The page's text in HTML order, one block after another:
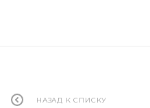
НАЗАД К СПИСКУ